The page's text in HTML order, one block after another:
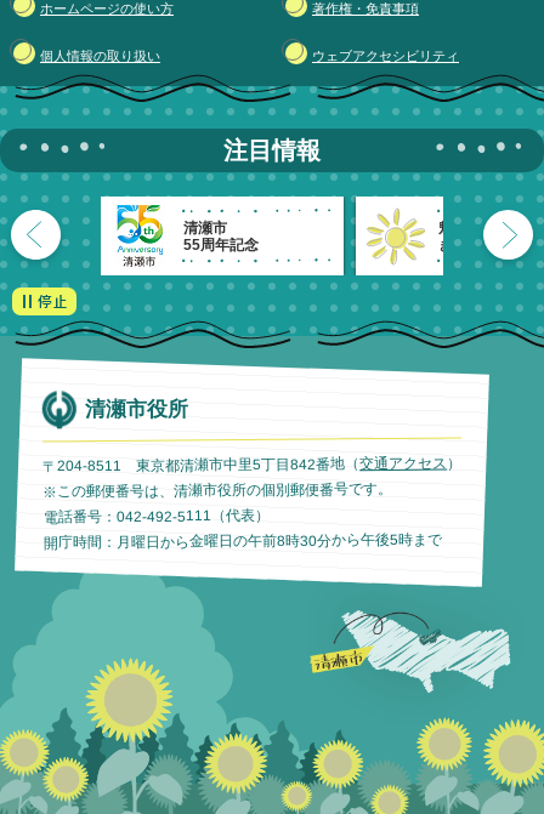
ホームページの使い方 著作権・免責事項
個人情報の取り扱い ウェブアクセシビリティ
注目情報
清瀬市
55周年記念
魅力発信！
きよせのーと。
清瀬市役所
〒204-8511 東京都清瀬市中里5丁目842番地（交通アクセス ）
※この郵便番号は、清瀬市役所の個別郵便番号です。
電話番号：042-492-5111（代表）
開庁時間：月曜日から金曜日の午前8時30分から午後5時まで